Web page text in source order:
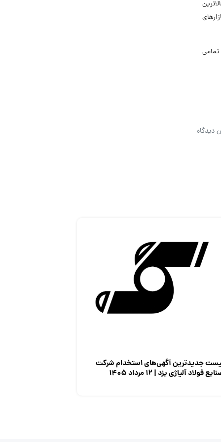
دیدگاه
جدیدترین آگهی‌های استخدام شرکت
فولاد آلیاژی یزد | ۱۲ مرداد ۱۴۰۵